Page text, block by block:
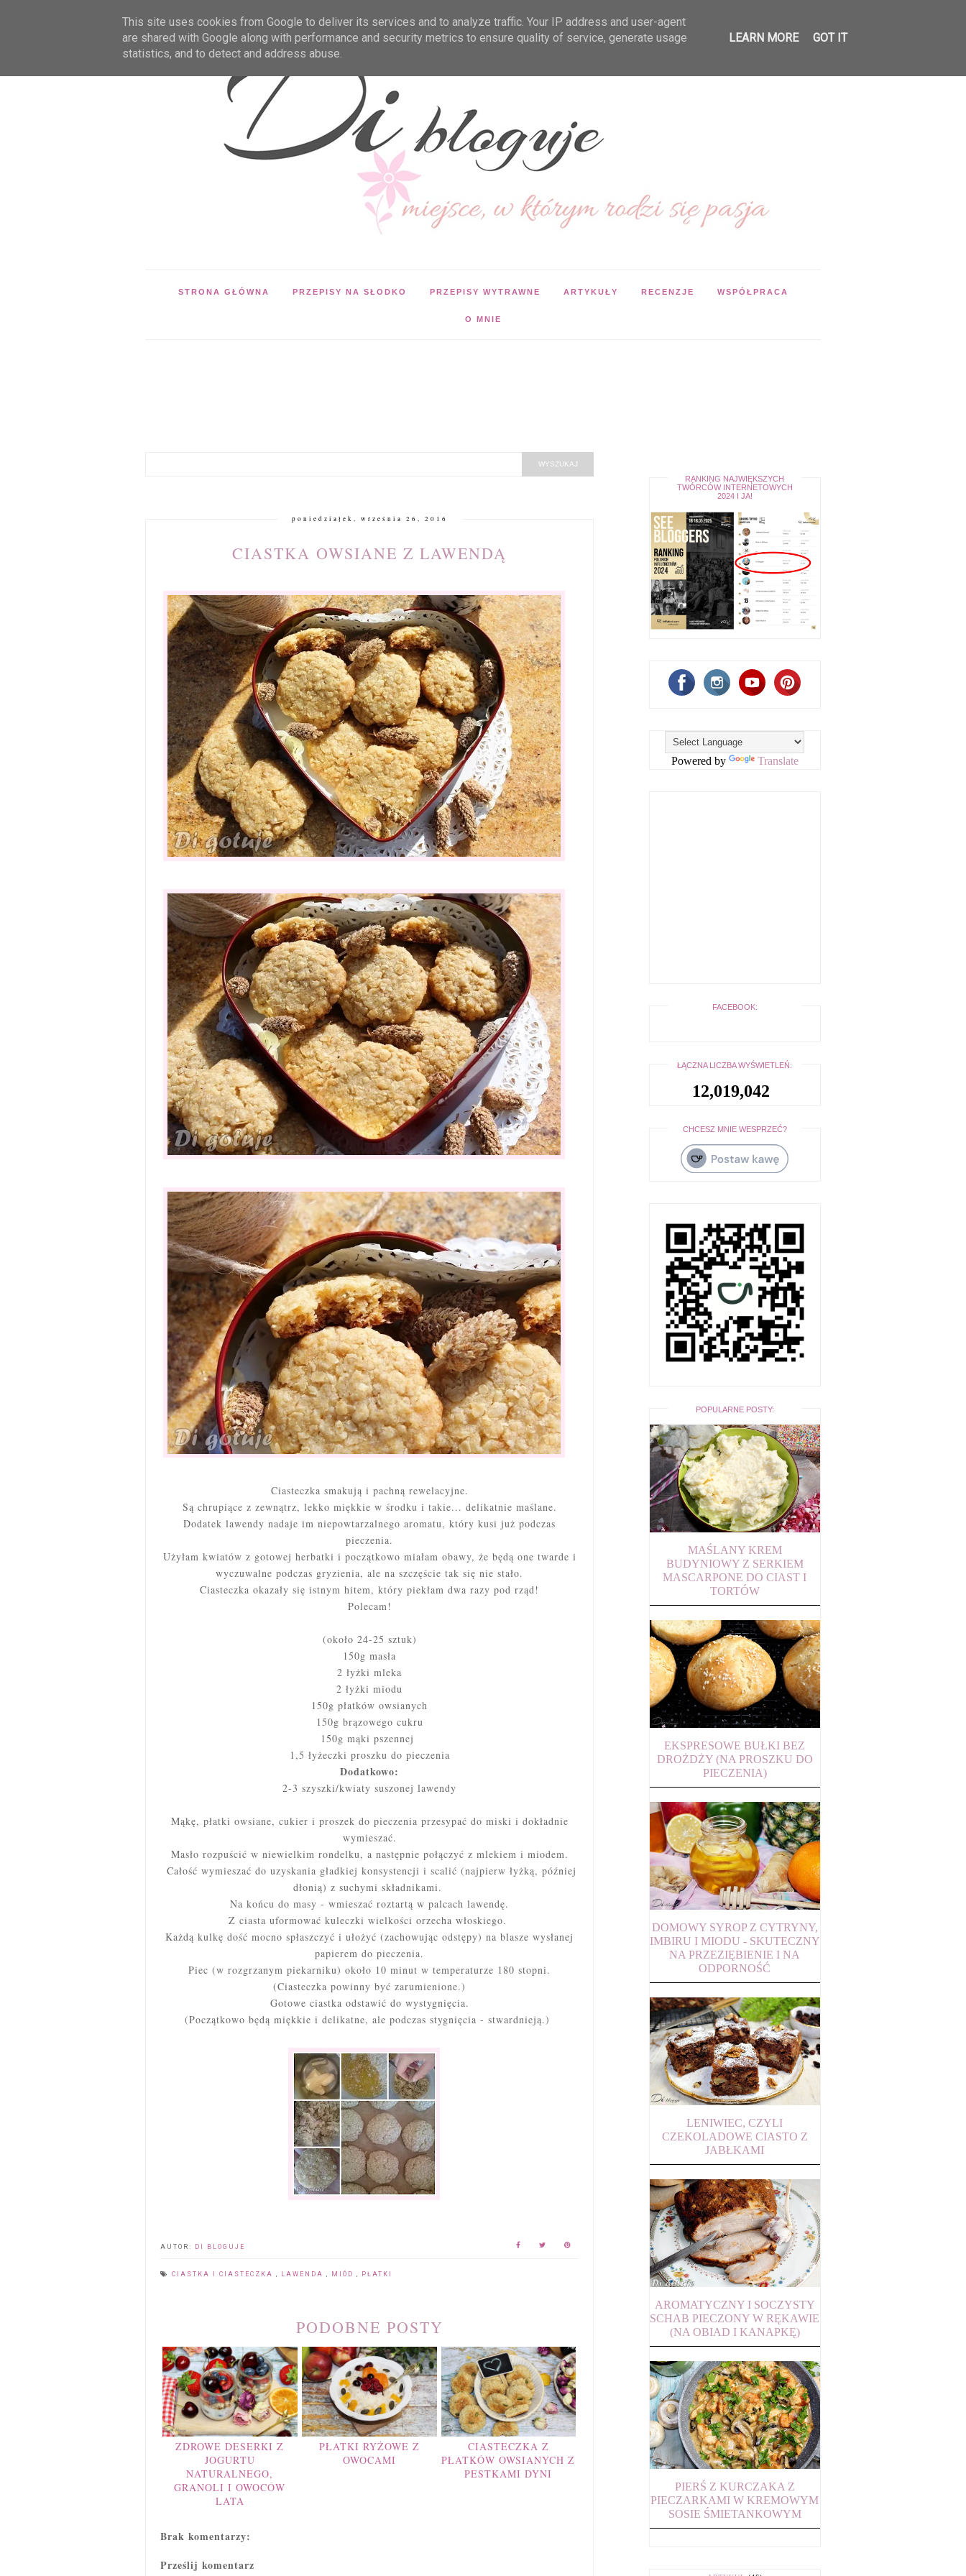
STRONA GŁÓWNA PRZEPISY NA SŁODKO PRZEPISY WYTRAWNE ARTYKUŁY RECENZJE WSPÓŁPRACA
O MNIE
poniedziałek, września 26, 2016
CIASTKA OWSIANE Z LAWENDĄ
Ciasteczka smakują i pachną rewelacyjne.
Są chrupiące z zewnątrz, lekko miękkie w środku i takie... delikatnie maślane.
Dodatek lawendy nadaje im niepowtarzalnego aromatu, który kusi już podczas
pieczenia.
Użyłam kwiatów z gotowej herbatki i początkowo miałam obawy, że będą one twarde i
wyczuwalne podczas gryzienia, ale na szczęście tak się nie stało.
Ciasteczka okazały się istnym hitem, który piekłam dwa razy pod rząd!
Polecam!
(około 24-25 sztuk)
150g masła
2 łyżki mleka
2 łyżki miodu
150g płatków owsianych
150g brązowego cukru
150g mąki pszennej
1,5 łyżeczki proszku do pieczenia
Dodatkowo:
2-3 szyszki/kwiaty suszonej lawendy
Mąkę, płatki owsiane, cukier i proszek do pieczenia przesypać do miski i dokładnie
wymieszać.
Masło rozpuścić w niewielkim rondelku, a następnie połączyć z mlekiem i miodem.
Całość wymieszać do uzyskania gładkiej konsystencji i scalić (najpierw łyżką, później
dłonią) z suchymi składnikami.
Na końcu do masy - wmieszać roztartą w palcach lawendę.
Z ciasta uformować kuleczki wielkości orzecha włoskiego.
Każdą kulkę dość mocno spłaszczyć i ułożyć (zachowując odstępy) na blasze wysłanej
papierem do pieczenia.
Piec (w rozgrzanym piekarniku) około 10 minut w temperaturze 180 stopni.
(Ciasteczka powinny być zarumienione.)
Gotowe ciastka odstawić do wystygnięcia.
(Początkowo będą miękkie i delikatne, ale podczas stygnięcia - stwardnieją.)
AUTOR: DI BLOGUJE
CIASTKA I CIASTECZKA LAWENDA MIÓD PŁATKI
PODOBNE POSTY
ZDROWE DESERKI Z
JOGURTU
NATURALNEGO,
GRANOLI I OWOCÓW
LATA
PŁATKI RYŻOWE Z
OWOCAMI
CIASTECZKA Z
PŁATKÓW OWSIANYCH Z
PESTKAMI DYNI
Brak komentarzy:
Prześlij komentarz
RANKING NAJWIĘKSZYCH
TWÓRCÓW INTERNETOWYCH
2024 I JA!
Powered by Translate
FACEBOOK:
ŁĄCZNA LICZBA WYŚWIETLEŃ:
12,019,042
CHCESZ MNIE WESPRZEĆ?
POPULARNE POSTY:
MAŚLANY KREM
BUDYNIOWY Z SERKIEM
MASCARPONE DO CIAST I
TORTÓW
EKSPRESOWE BUŁKI BEZ
DROŻDŻY (NA PROSZKU DO
PIECZENIA)
DOMOWY SYROP Z CYTRYNY,
IMBIRU I MIODU - SKUTECZNY
NA PRZEZIĘBIENIE I NA
ODPORNOŚĆ
LENIWIEC, CZYLI
CZEKOLADOWE CIASTO Z
JABŁKAMI
AROMATYCZNY I SOCZYSTY
SCHAB PIECZONY W RĘKAWIE
(NA OBIAD I KANAPKĘ)
PIERŚ Z KURCZAKA Z
PIECZARKAMI W KREMOWYM
SOSIE ŚMIETANKOWYM
This site uses cookies from Google to deliver its services and to analyze traffic. Your IP address and user-agent
are shared with Google along with performance and security metrics to ensure quality of service, generate usage
statistics, and to detect and address abuse.
LEARN MORE GOT IT